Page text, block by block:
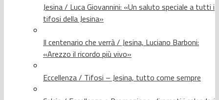
Jesina / Luca Giovannini: «Un saluto speciale a tutti i
tifosi della Jesina»
Il centenario che verrà / Jesina, Luciano Barboni:
«Arezzo il ricordo più vivo»
Eccellenza / Tifosi – Jesina, tutto come sempre